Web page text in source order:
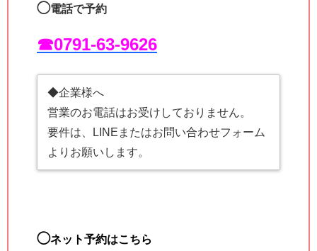
◯電話で予約
☎︎0791-63-9626
◆企業様へ
営業のお電話はお受けしておりません。
要件は、LINEまたはお問い合わせフォーム
よりお願いします。
◯ネット予約はこちら